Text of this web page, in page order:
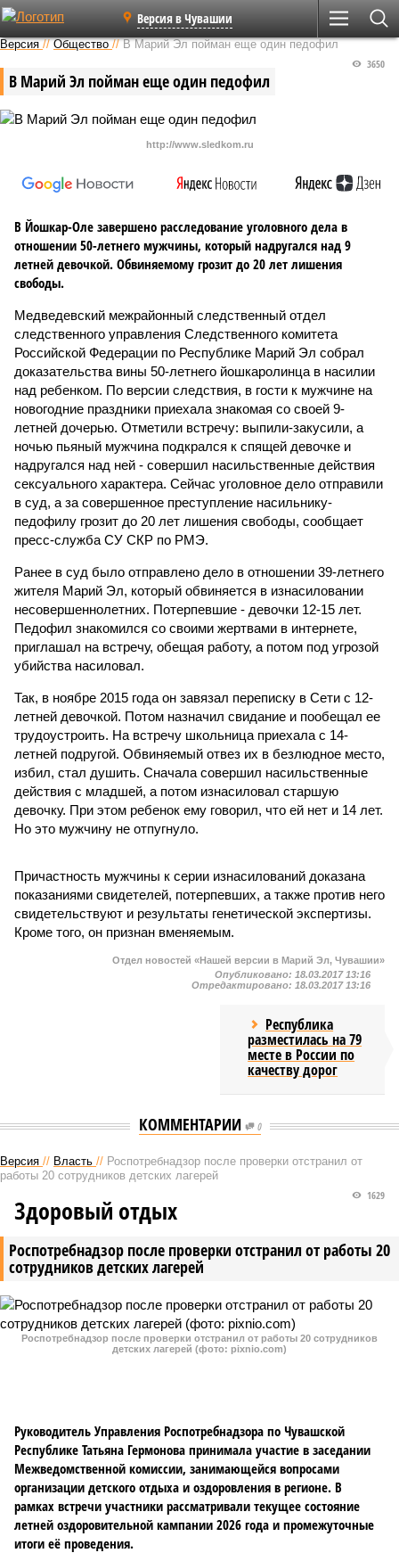
Версия в Чувашии
Версия //Общество //В Марий Эл пойман еще один педофил
В Марий Эл пойман еще один педофил
3650
http://www.sledkom.ru
В Йошкар-Оле завершено расследование уголовного дела в
отношении 50-летнего мужчины, который надругался над 9
летней девочкой. Обвиняемому грозит до 20 лет лишения
свободы.
Медведевский межрайонный следственный отдел
следственного управления Следственного комитета
Российской Федерации по Республике Марий Эл собрал
доказательства вины 50-летнего йошкаролинца в насилии
над ребенком. По версии следствия, в гости к мужчине на
новогодние праздники приехала знакомая со своей 9-
летней дочерью. Отметили встречу: выпили-закусили, а
ночью пьяный мужчина подкрался к спящей девочке и
надругался над ней - совершил насильственные действия
сексуального характера. Сейчас уголовное дело отправили
в суд, а за совершенное преступление насильнику-
педофилу грозит до 20 лет лишения свободы, сообщает
пресс-служба СУ СКР по РМЭ.
Ранее в суд было отправлено дело в отношении 39-летнего
жителя Марий Эл, который обвиняется в изнасиловании
несовершеннолетних. Потерпевшие - девочки 12-15 лет.
Педофил знакомился со своими жертвами в интернете,
приглашал на встречу, обещая работу, а потом под угрозой
убийства насиловал.
Так, в ноябре 2015 года он завязал переписку в Сети с 12-
летней девочкой. Потом назначил свидание и пообещал ее
трудоустроить. На встречу школьница приехала с 14-
летней подругой. Обвиняемый отвез их в безлюдное место,
избил, стал душить. Сначала совершил насильственные
действия с младшей, а потом изнасиловал старшую
девочку. При этом ребенок ему говорил, что ей нет и 14 лет.
Но это мужчину не отпугнуло.
Причастность мужчины к серии изнасилований доказана
показаниями свидетелей, потерпевших, а также против него
свидетельствуют и результаты генетической экспертизы.
Кроме того, он признан вменяемым.
Отдел новостей «Нашей версии в Марий Эл, Чувашии»
Опубликовано: 18.03.2017 13:16
Отредактировано: 18.03.2017 13:16
Республика
разместилась на 79
месте в России по
качеству дорог
КОММЕНТАРИИ 0
Версия // Власть // Роспотребнадзор после проверки отстранил от
работы 20 сотрудников детских лагерей
Роспотребнадзор после проверки отстранил от работы 20
сотрудников детских лагерей
1629
Здоровый отдых
Роспотребнадзор после проверки отстранил от работы 20 сотрудников
детских лагерей (фото: pixnio.com)
Руководитель Управления Роспотребнадзора по Чувашской
Республике Татьяна Гермонова принимала участие в заседании
Межведомственной комиссии, занимающейся вопросами
организации детского отдыха и оздоровления в регионе. В
рамках встречи участники рассматривали текущее состояние
летней оздоровительной кампании 2026 года и промежуточные
итоги её проведения.